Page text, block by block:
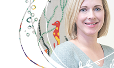
Andrea